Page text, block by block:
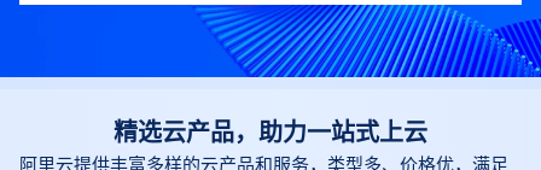
精选云产品，助力一站式上云
阿里云提供丰富多样的云产品和服务，类型多、价格优，满足